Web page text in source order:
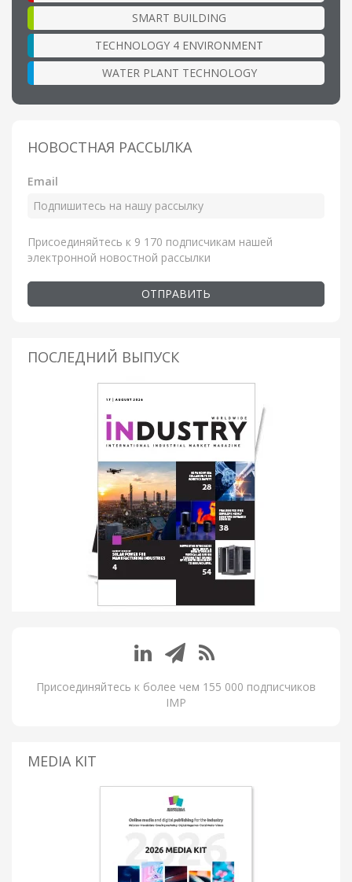
SMART BUILDING
TECHNOLOGY 4 ENVIRONMENT
WATER PLANT TECHNOLOGY
НОВОСТНАЯ РАССЫЛКА
Email
Присоединяйтесь к 9 170 подписчикам нашей
электронной новостной рассылки
ОТПРАВИТЬ
ПОСЛЕДНИЙ ВЫПУСК
Присоединяйтесь к более чем 155 000 подписчиков
IMP
MEDIA KIT